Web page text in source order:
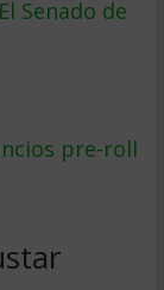
Senado de
pre-roll